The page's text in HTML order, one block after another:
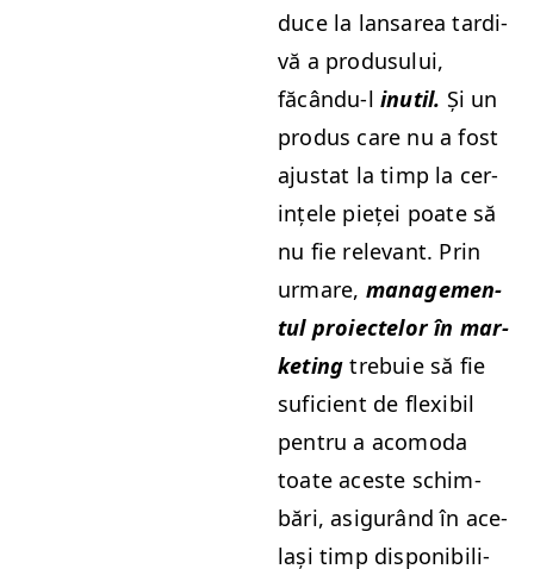
duce la lansarea tar­di­
vă a pro­dusu­lui,
făcându‑l inutil. Și un
pro­dus care nu a fost
aju­s­tat la timp la cer­
ințele pieței poate să
nu fie rel­e­vant. Prin
urmare, man­age­men­
tul proiectelor în mar­
ket­ing tre­buie să fie
sufi­cient de flex­i­bil
pen­tru a aco­mo­da
toate aces­te schim­
bări, asig­urând în ace­
lași timp disponi­bil­i­